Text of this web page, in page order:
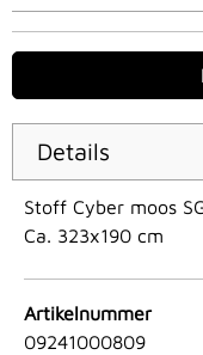
Details
Stoff Cyber moos
Ca. 323x190 cm
Artikelnummer
09241000809